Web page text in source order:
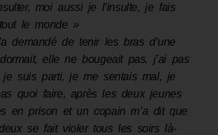
moi aussi je l’insulte,je fais
le monde »
demandé de tenir les bras d’une
elle ne bougeait pas, j’ai pas
je suis parti, je me sentais mal, je
quoi faire, après les deuxjeunes
en prison et un copain m’a dit que
se fait violer tous les soirs là-